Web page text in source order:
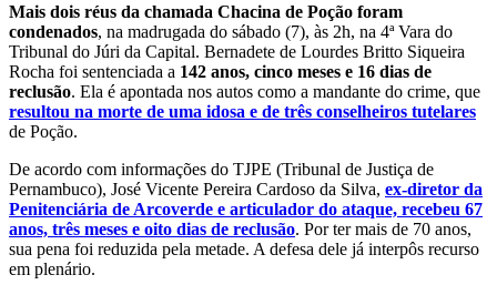
Mais dois réus da chamada Chacina de Poção foram
condenados, na madrugada do sábado (7), às 2h, na 4ª Vara do
Tribunal do Júri da Capital. Bernadete de Lourdes Britto Siqueira
Rocha foi sentenciada a 142 anos, cinco meses e 16 dias de
reclusão. Ela é apontada nos autos como a mandante do crime, que
resultou na morte de uma idosa e de três conselheiros tutelares
de Poção.
De acordo com informações do TJPE (Tribunal de Justiça de
Pernambuco), José Vicente Pereira Cardoso da Silva, ex-diretor da
Penitenciária de Arcoverde e articulador do ataque, recebeu 67
anos, três meses e oito dias de reclusão. Por ter mais de 70 anos,
sua pena foi reduzida pela metade. A defesa dele já interpôs recurso
em plenário.